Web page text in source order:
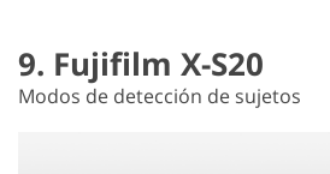
9. Fujifilm X-S20
Modos de detección de sujetos